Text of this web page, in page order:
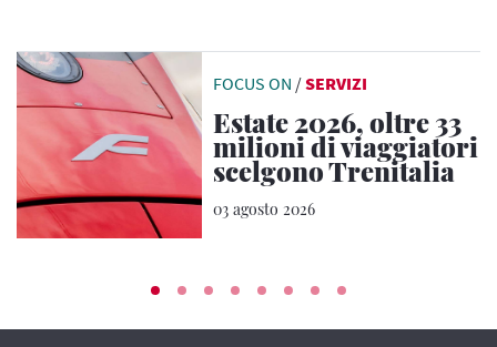
FOCUS ON /SERVIZI
Estate 2026, oltre 33
milioni di viaggiatori
scelgono Trenitalia
03 agosto 2026